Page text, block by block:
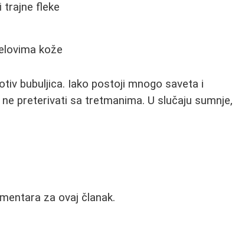
trajne fleke
kože
bubuljica. Iako postoji mnogo saveta i
preterivati sa tretmanima. U slučaju sumnje,
za ovaj članak.